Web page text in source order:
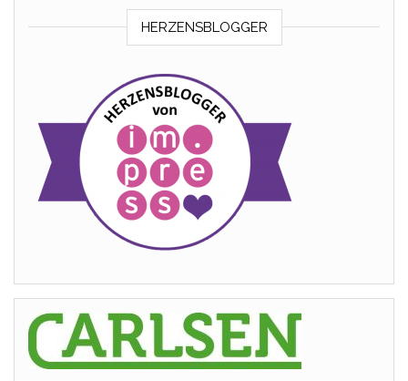
HERZENSBLOGGER